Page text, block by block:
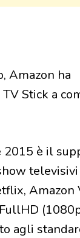
Amazon ha
Stick a
2015 è il
Amazon
agli